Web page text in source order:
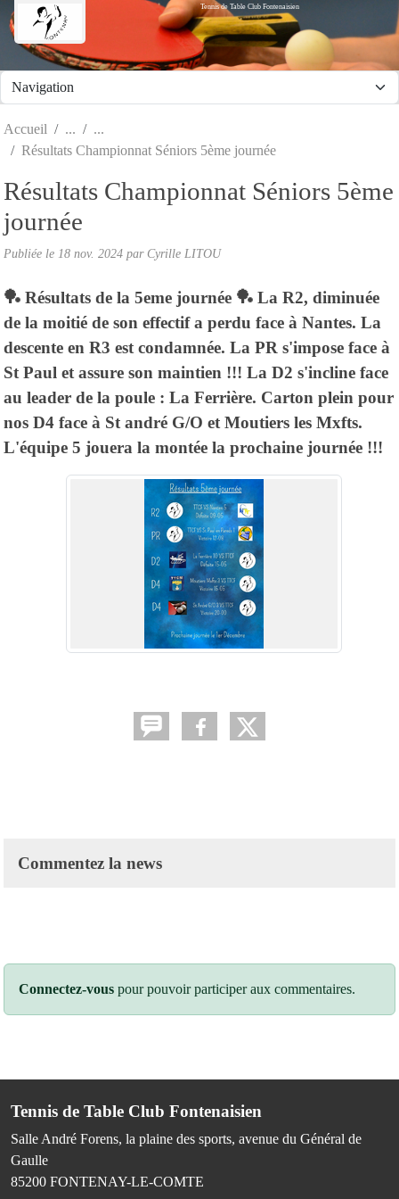
Tennis de Table Club Fontenaisien
Accueil
Résultats Championnat Séniors 5ème journée
Résultats Championnat Séniors 5ème
journée
Publiée le 18 nov. 2024 par Cyrille LITOU
🏓 Résultats de la 5eme journée 🏓 La R2, diminuée
de la moitié de son effectif a perdu face à Nantes. La
descente en R3 est condamnée. La PR s'impose face à
St Paul et assure son maintien !!! La D2 s'incline face
au leader de la poule : La Ferrière. Carton plein pour
nos D4 face à St andré G/O et Moutiers les Mxfts.
L'équipe 5 jouera la montée la prochaine journée !!!
Commentez la news
Connectez-vous pour pouvoir participer aux commentaires.
Tennis de Table Club Fontenaisien
Salle André Forens, la plaine des sports, avenue du Général de
Gaulle
85200 FONTENAY-LE-COMTE
Panneau de gestion des cookies